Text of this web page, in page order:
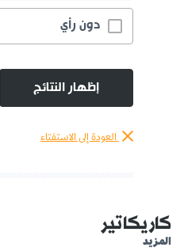
دون رأي
إظهار النتائج
العودة إلى الاستفتاء
كاريكاتير
المزيد